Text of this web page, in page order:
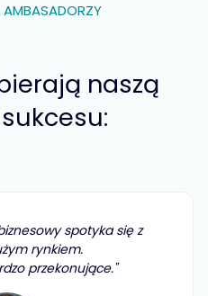
AMBASADORZY
naszą
spotyka się z
rynkiem.
przekonujące."
rozwiązań cyfrowych
zaspokajanie potrzeb
rządowych - to jest